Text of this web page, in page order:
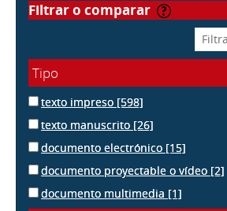
filtrar o comparar
Tipo
texto impreso [598]
texto manuscrito [26]
documento electrónico [15]
documento proyectable o vídeo [2]
documento multimedia [1]